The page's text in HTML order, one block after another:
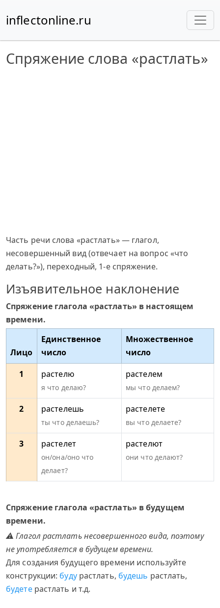
inflectonline.ru
Спряжение слова «растлать»
Часть речи слова «растлать» — глагол,
несовершенный вид (отвечает на вопрос «что
делать?»), переходный, 1-е спряжение.
Изъявительное наклонение
Спряжение глагола «растлать» в настоящем
времени.
Лицо
Единственное
число
Множественное
число
1
растелю
я что делаю?
растелем
мы что делаем?
2 растелешь
ты что делаешь?
растелете
вы что делаете?
3 растелет
он/она/оно что
делает?
растелют
они что делают?
Спряжение глагола «растлать» в будущем
времени.
⚠ Глагол растлать несовершенного вида, поэтому
не употребляется в будущем времени.
Для создания будущего времени используйте
конструкции: будурастлать, будешь растлать,
будетерастлать и т.д.